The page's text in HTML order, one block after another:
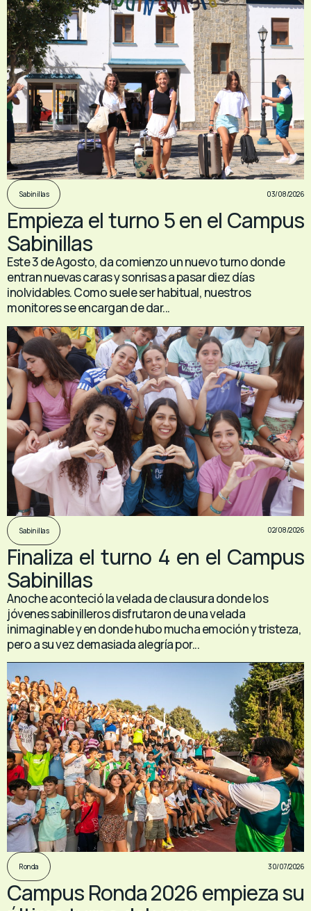
Sabinillas 03/08/2026
Empieza el turno 5 en el Campus
Sabinillas
Este 3 de Agosto, da comienzo un nuevo turno donde
entran nuevas caras y sonrisas a pasar diez días
inolvidables. Como suele ser habitual, nuestros
monitores se encargan de dar...
Sabinillas 02/08/2026
Finaliza el turno 4 en el Campus
Sabinillas
Anoche aconteció la velada de clausura donde los
jóvenes sabinilleros disfrutaron de una velada
inimaginable y en donde hubo mucha emoción y tristeza,
pero a su vez demasiada alegría por...
Ronda 30/07/2026
Campus Ronda 2026 empieza su